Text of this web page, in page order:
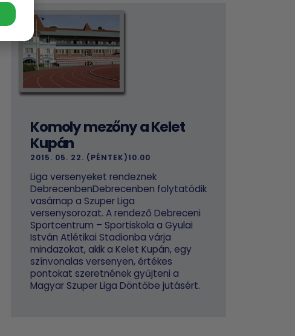
Komoly mezőny a Kelet
Kupán
2015. 05. 22. (PÉNTEK)10.00
Liga versenyeket rendeznek
DebrecenbenDebrecenben folytatódik
vasárnap a Szuper Liga
versenysorozat. A rendező Debreceni
Sportcentrum – Sportiskola a Gyulai
István Atlétikai Stadionba várja
mindazokat, akik a Kelet Kupán, egy
színvonalas versenyen, értékes
pontokat szeretnének gyűjteni a
Magyar Szuper Liga Döntőbe jutásért.